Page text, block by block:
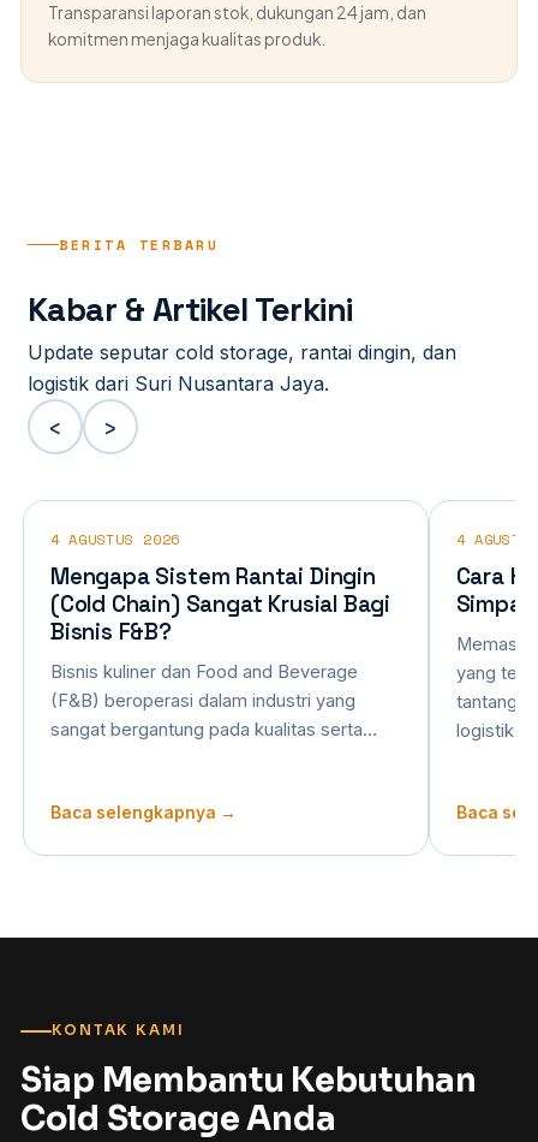
Transparansi laporan stok, dukungan 24 jam, dan
komitmen menjaga kualitas produk.
BERITA TERBARU
Kabar & Artikel Terkini
Update seputar cold storage, rantai dingin, dan
logistik dari Suri Nusantara Jaya.
‹ ›
4 AGUSTUS 2026
Mengapa Sistem Rantai Dingin
(Cold Chain) Sangat Krusial Bagi
Bisnis F&B?
Bisnis kuliner dan Food and Beverage
(F&B) beroperasi dalam industri yang
sangat bergantung pada kualitas serta…
Baca selengkapnya →
4
Cara
yang
logistik
Baca
KONTAK KAMI
Siap Membantu Kebutuhan
Cold Storage Anda